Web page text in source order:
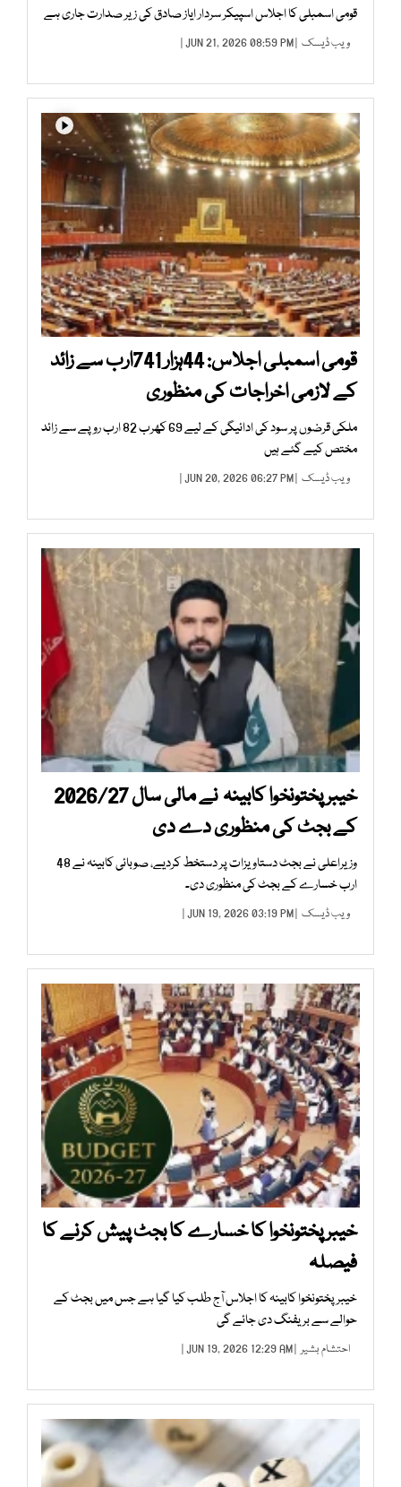
قومی اسمبلی کا اجلاس اسپیکر سردار ایاز صادق کی زیر صدارت جاری ہے
ویب ڈیسک | JUN 21, 2026 08:59 PM |
قومی اسمبلی اجلاس: 44ہزار 741ارب سے زائد
کے لازمی اخراجات کی منظوری
ملکی قرضوں پر سود کی ادائیگی کے لیے 69 کھرب 82 ارب روپے سے زائد
مختص کیے گئے ہیں
ویب ڈیسک | JUN 20, 2026 06:27 PM |
خیبرپختونخوا کابینہ نے مالی سال 2026/27
کے بجٹ کی منظوری دے دی
وزیراعلی نے بجٹ دستاویزات پر دستخط کردیے، صوبائی کابینہ نے 48
ارب خسارے کے بجٹ کی منظوری دی۔
ویب ڈیسک | JUN 19, 2026 03:19 PM |
خیبرپختونخوا کا خسارے کا بجٹ پیش کرنے کا
فیصلہ
خیبرپختونخوا کابینہ کا اجلاس آج طلب کیا گیا ہے جس میں بجٹ کے
حوالے سے بریفنگ دی جائے گی
احتشام بشیر | JUN 19, 2026 12:29 AM |